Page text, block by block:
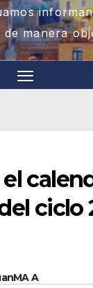
manera
ciclo
A